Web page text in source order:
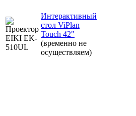
Интерактивный
стол ViPlan
Touch 42"
(временно не
осуществляем)